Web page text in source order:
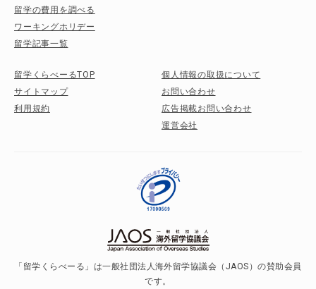
留学の費用を調べる
ワーキングホリデー
留学記事一覧
留学くらべーるTOP
サイトマップ
利用規約
個人情報の取扱について
お問い合わせ
広告掲載お問い合わせ
運営会社
「留学くらべーる」は一般社団法人海外留学協議会（JAOS）の賛助会員
です。